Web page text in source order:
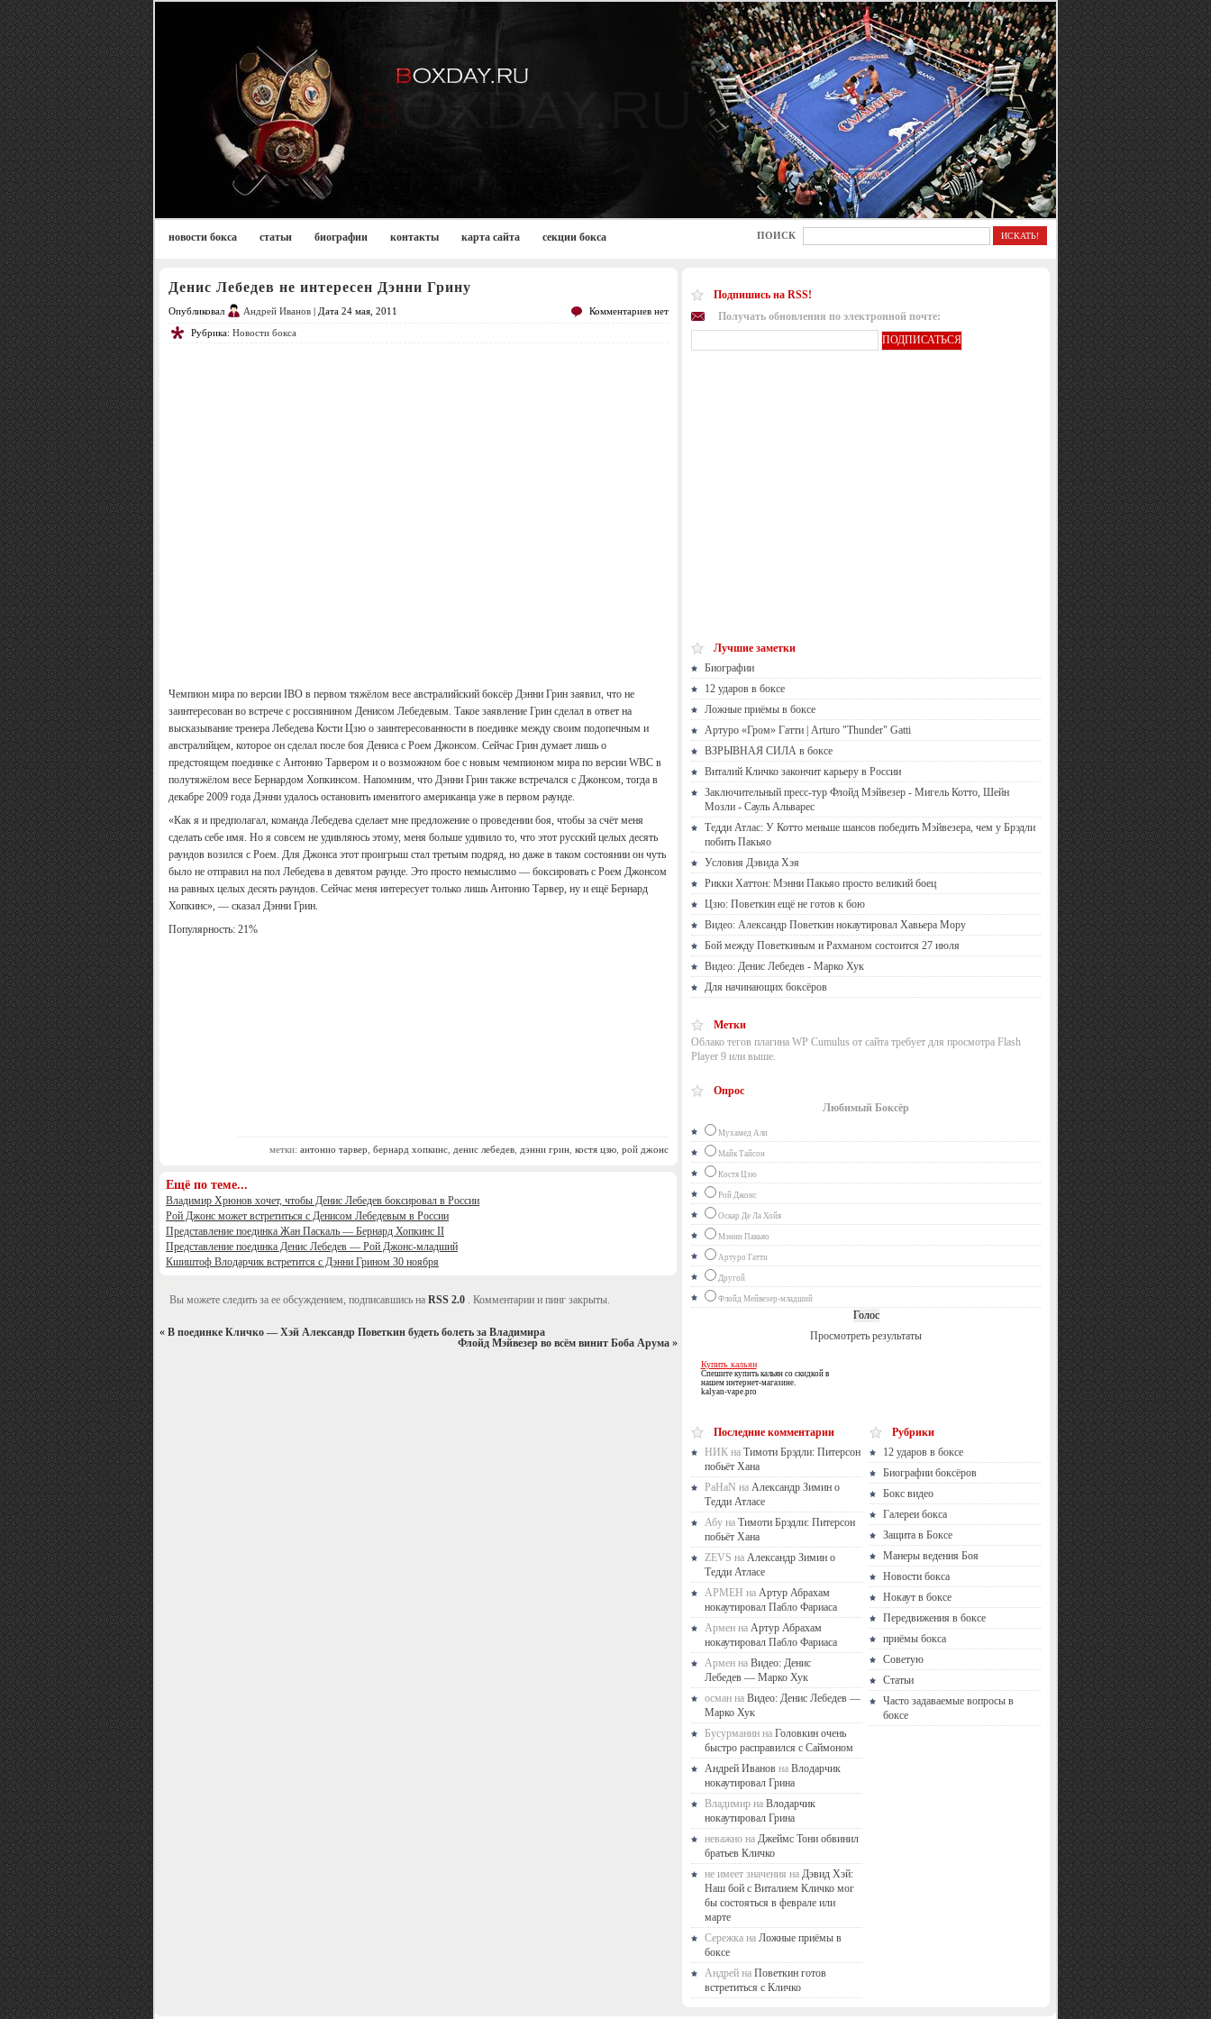
новости бокса статьи биографии контакты карта сайта секции бокса ПОИСК
Денис Лебедев не интересен Дэнни Грину
Опубликовал Андрей Иванов | Дата 24 мая, 2011
Комментариев нет
Рубрика: Новости бокса
Чемпион мира по версии IBO в первом тяжёлом весе австралийский боксёр Дэнни Грин заявил, что не
заинтересован во встрече с россиянином Денисом Лебедевым. Такое заявление Грин сделал в ответ на
высказывание тренера Лебедева Кости Цзю о заинтересованности в поединке между своим подопечным и
австралийцем, которое он сделал после боя Дениса с Роем Джонсом. Сейчас Грин думает лишь о
предстоящем поединке с Антонио Тарвером и о возможном бое с новым чемпионом мира по версии WBC в
полутяжёлом весе Бернардом Хопкинсом. Напомним, что Дэнни Грин также встречался с Джонсом, тогда в
декабре 2009 года Дэнни удалось остановить именитого американца уже в первом раунде.
«Как я и предполагал, команда Лебедева сделает мне предложение о проведении боя, чтобы за счёт меня
сделать себе имя. Но я совсем не удивляюсь этому, меня больше удивило то, что этот русский целых десять
раундов возился с Роем. Для Джонса этот проигрыш стал третьим подряд, но даже в таком состоянии он чуть
было не отправил на пол Лебедева в девятом раунде. Это просто немыслимо — боксировать с Роем Джонсом
на равных целых десять раундов. Сейчас меня интересует только лишь Антонио Тарвер, ну и ещё Бернард
Хопкинс», — сказал Дэнни Грин.
Популярность: 21%
метки: антонио тарвер бернард хопкинс денис лебедев дэнни грин костя цзю рой джонс
Ещё по теме...
Владимир Хрюнов хочет, чтобы Денис Лебедев боксировал в России
Рой Джонс может встретиться с Денисом Лебедевым в России
Представление поединка Жан Паскаль — Бернард Хопкинс II
Представление поединка Денис Лебедев — Рой Джонс-младший
Кшиштоф Влодарчик встретится с Дэнни Грином 30 ноября
Вы можете следить за ее обсуждением, подписавшись на RSS 2.0 . Комментарии и пинг закрыты.
« В поединке Кличко — Хэй Александр Поветкин будеть болеть за Владимира
Флойд Мэйвезер во всём винит Боба Арума »
Подпишись на RSS!
Получать обновления по электронной почте:
Лучшие заметки
Биографии
12 ударов в боксе
Ложные приёмы в боксе
Артуро «Гром» Гатти | Arturo "Thunder" Gatti
ВЗРЫВНАЯ СИЛА в боксе
Виталий Кличко закончит карьеру в России
Заключительный пресс-тур Флойд Мэйвезер - Мигель Котто, Шейн
Мозли - Сауль Альварес
Тедди Атлас: У Котто меньше шансов победить Мэйвезера, чем у Брэдли
побить Пакьяо
Условия Дэвида Хэя
Рикки Хаттон: Мэнни Пакьяо просто великий боец
Цзю: Поветкин ещё не готов к бою
Видео: Александр Поветкин нокаутировал Хавьера Мору
Бой между Поветкиным и Рахманом состоится 27 июля
Видео: Денис Лебедев - Марко Хук
Для начинающих боксёров
Метки
Облако тегов плагина WP Cumulus от сайта требует для просмотра Flash
Player 9 или выше.
Опрос
Любимый Боксёр
Мухамед Али
Майк Тайсон
Костя Цзю
Рой Джонс
Оскар Де Ла Хойя
Мэнни Пакьяо
Артуро Гатти
Другой
Флойд Мейвезер-младший
Просмотреть результаты
Купить кальян
Спешите купить кальян со скидкой в
нашем интернет-магазине.
kalyan-vape.pro
Последние комментарии
НИК на Тимоти Брэдли: Питерсон
побьёт Хана
PaHaN на Александр Зимин о
Тедди Атласе
Абу на Тимоти Брэдли: Питерсон
побьёт Хана
ZEVS на Александр Зимин о
Тедди Атласе
АРМЕН на Артур Абрахам
нокаутировал Пабло Фариаса
Армен на Артур Абрахам
нокаутировал Пабло Фариаса
Армен на Видео: Денис
Лебедев — Марко Хук
осман на Видео: Денис Лебедев —
Марко Хук
Бусурманин на Головкин очень
быстро расправился с Саймоном
Андрей Иванов на Влодарчик
нокаутировал Грина
Владимир на Влодарчик
нокаутировал Грина
неважно на Джеймс Тони обвинил
братьев Кличко
не имеет значения на Дэвид Хэй:
Наш бой с Виталием Кличко мог
бы состояться в феврале или
марте
Сережка на Ложные приёмы в
боксе
Андрей на Поветкин готов
встретиться с Кличко
Рубрики
12 ударов в боксе
Биографии боксёров
Бокс видео
Галереи бокса
Защита в Боксе
Манеры ведения Боя
Новости бокса
Нокаут в боксе
Передвижения в боксе
приёмы бокса
Советую
Статьи
Часто задаваемые вопросы в
боксе